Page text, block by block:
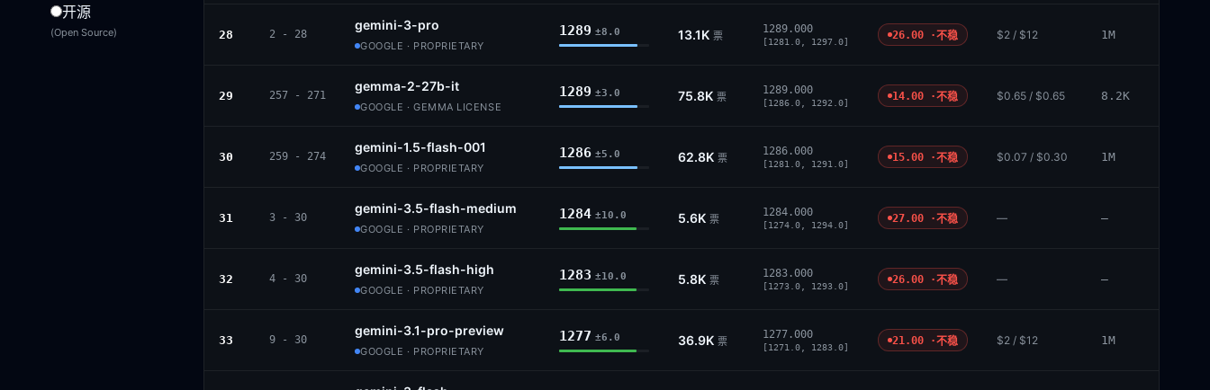
开源
(Open Source) 28 2 - 28
gemini-3-pro
GOOGLE · PROPRIETARY
1289 ±8.0 13.1K 票
1289.000
[1281.0, 1297.0]
26.00 ·不稳 $2 / $12 1M
29 257 - 271
gemma-2-27b-it
GOOGLE · GEMMA LICENSE
1289 ±3.0 75.8K 票
1289.000
[1286.0, 1292.0]
14.00 ·不稳 $0.65 / $0.65 8.2K
30 259 - 274
gemini-1.5-flash-001
GOOGLE · PROPRIETARY
1286 ±5.0 62.8K 票
1286.000
[1281.0, 1291.0]
15.00 ·不稳 $0.07 / $0.30 1M
31 3 - 30
gemini-3.5-flash-medium
GOOGLE · PROPRIETARY
1284 ±10.0 5.6K 票
1284.000
[1274.0, 1294.0]
27.00 ·不稳 — —
32 4 - 30
gemini-3.5-flash-high
GOOGLE · PROPRIETARY
1283 ±10.0 5.8K 票
1283.000
[1273.0, 1293.0]
26.00 ·不稳 — —
33 9 - 30
gemini-3.1-pro-preview
GOOGLE · PROPRIETARY
1277 ±6.0 36.9K 票
1277.000
[1271.0, 1283.0]
21.00 ·不稳 $2 / $12 1M